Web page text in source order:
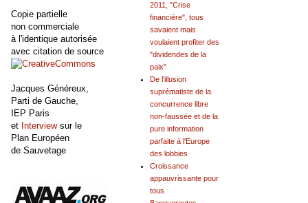
2011, "Crise
financière", tous
savaient mais
voulaient profiter des
"dividendes de la
paix"
De l'illusion
suprématiste de la
concurrence libre
non-faussée et de la
pure information
parfaite à l'Europe
des lobbies
Croissance
appauvrissante pour
tous
Copie partielle
non commerciale
à l'identique autorisée
avec citation de source
Jacques Généreux,
Parti de Gauche,
IEP Paris
et Interviewsur le
Plan Européen
de Sauvetage